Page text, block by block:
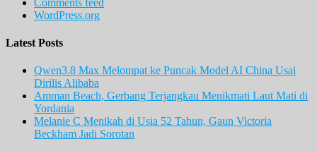
WordPress.org
Latest Posts
Qwen3.8 Max Melompat ke Puncak Model AI China Usai
Dirilis Alibaba
Amman Beach, Gerbang Terjangkau Menikmati Laut Mati di
Yordania
Melanie C Menikah di Usia 52 Tahun, Gaun Victoria
Beckham Jadi Sorotan